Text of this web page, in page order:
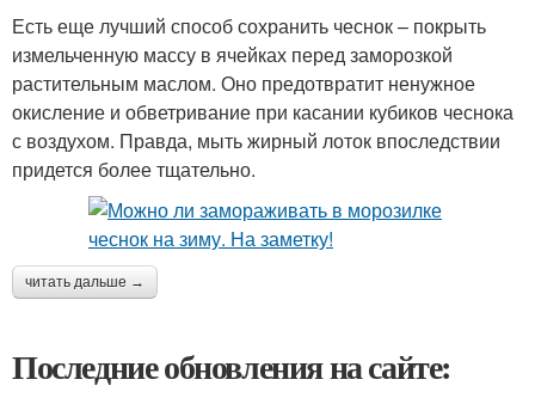
Есть еще лучший способ сохранить чеснок – покрыть
измельченную массу в ячейках перед заморозкой
растительным маслом. Оно предотвратит ненужное
окисление и обветривание при касании кубиков чеснока
с воздухом. Правда, мыть жирный лоток впоследствии
придется более тщательно.
читать дальше →
Последние обновления на сайте: